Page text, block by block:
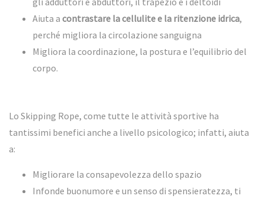
Aiuta a contrastare la cellulite e la ritenzione idrica,
perché migliora la circolazione sanguigna
Migliora la coordinazione, la postura e l’equilibrio del
corpo.
Lo Skipping Rope, come tutte le attività sportive ha
tantissimi benefici anche a livello psicologico; infatti, aiuta
a:
Migliorare la consapevolezza dello spazio
Infonde buonumore e un senso di spensieratezza, ti